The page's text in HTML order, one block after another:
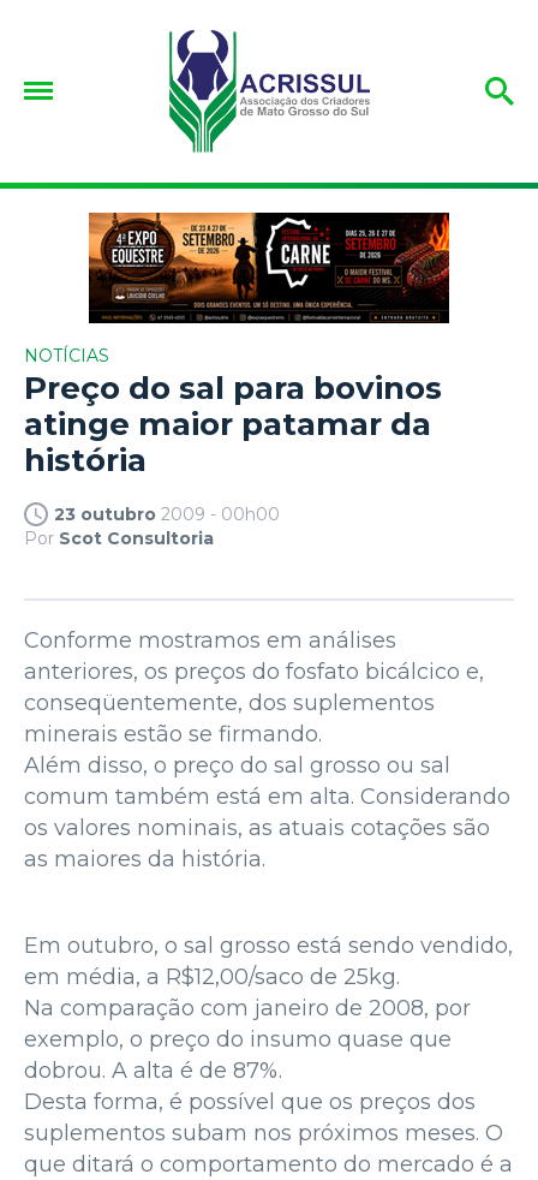
NOTÍCIAS
Preço do sal para bovinos
atinge maior patamar da
história
23 outubro 2009 - 00h00
Por Scot Consultoria
Conforme mostramos em análises
anteriores, os preços do fosfato bicálcico e,
conseqüentemente, dos suplementos
minerais estão se firmando.
Além disso, o preço do sal grosso ou sal
comum também está em alta. Considerando
os valores nominais, as atuais cotações são
as maiores da história.
Em outubro, o sal grosso está sendo vendido,
em média, a R$12,00/saco de 25kg.
Na comparação com janeiro de 2008, por
exemplo, o preço do insumo quase que
dobrou. A alta é de 87%.
Desta forma, é possível que os preços dos
suplementos subam nos próximos meses. O
que ditará o comportamento do mercado é a